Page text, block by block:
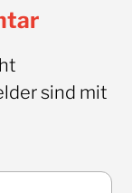
sind mit